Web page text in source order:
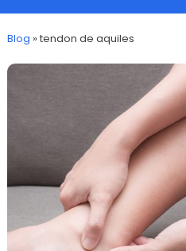
Blog »tendon de aquiles